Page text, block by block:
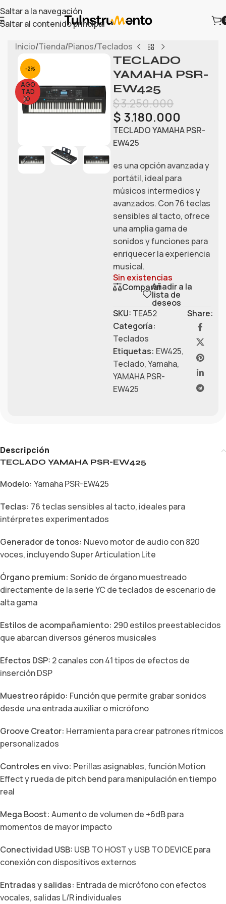
Saltar a la navegación
Saltar al contenido principal
Inicio/Tienda/Pianos/Teclados
-2%
AGO
TAD
O
TECLADO
YAMAHA PSR-
EW425
$3.250.000
$ 3.180.000
TECLADO YAMAHA PSR-
EW425
es una opción avanzada y
portátil, ideal para
músicos intermedios y
avanzados. Con 76 teclas
sensibles al tacto, ofrece
una amplia gama de
sonidos y funciones para
enriquecer la experiencia
musical.
Sin existencias
CompararAñadir a la
lista de
deseos
SKU: TEA52
Categoría:
Teclados
Etiquetas: EW425,
Teclado,Yamaha,
YAMAHA PSR-
EW425
Share:
Descripción
TECLADO YAMAHA PSR-EW425
Modelo: Yamaha PSR-EW425
Teclas: 76 teclas sensibles al tacto, ideales para
intérpretes experimentados
Generador de tonos: Nuevo motor de audio con 820
voces, incluyendo Super Articulation Lite
Órgano premium: Sonido de órgano muestreado
directamente de la serie YC de teclados de escenario de
alta gama
Estilos de acompañamiento: 290 estilos preestablecidos
que abarcan diversos géneros musicales
Efectos DSP: 2 canales con 41 tipos de efectos de
inserción DSP
Muestreo rápido: Función que permite grabar sonidos
desde una entrada auxiliar o micrófono
Groove Creator: Herramienta para crear patrones rítmicos
personalizados
Controles en vivo: Perillas asignables, función Motion
Effect y rueda de pitch bend para manipulación en tiempo
real
Mega Boost: Aumento de volumen de +6dB para
momentos de mayor impacto
Conectividad USB: USB TO HOST y USB TO DEVICE para
conexión con dispositivos externos
Entradas y salidas: Entrada de micrófono con efectos
vocales, salidas L/R individuales